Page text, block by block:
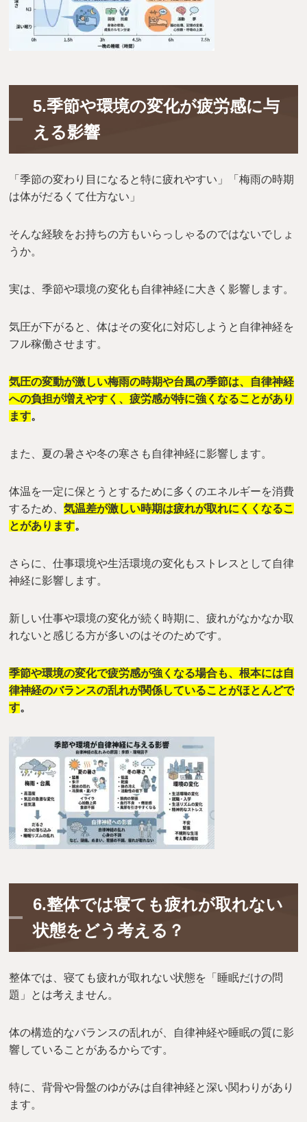
5.季節や環境の変化が疲労感に与
える影響
「季節の変わり目になると特に疲れやすい」「梅雨の時期
は体がだるくて仕方ない」
そんな経験をお持ちの方もいらっしゃるのではないでしょ
うか。
実は、季節や環境の変化も自律神経に大きく影響します。
気圧が下がると、体はその変化に対応しようと自律神経を
フル稼働させます。
気圧の変動が激しい梅雨の時期や台風の季節は、自律神経
への負担が増えやすく、疲労感が特に強くなることがあり
ます。
また、夏の暑さや冬の寒さも自律神経に影響します。
体温を一定に保とうとするために多くのエネルギーを消費
するため、気温差が激しい時期は疲れが取れにくくなるこ
とがあります。
さらに、仕事環境や生活環境の変化もストレスとして自律
神経に影響します。
新しい仕事や環境の変化が続く時期に、疲れがなかなか取
れないと感じる方が多いのはそのためです。
季節や環境の変化で疲労感が強くなる場合も、根本には自
律神経のバランスの乱れが関係していることがほとんどで
す。
6.整体では寝ても疲れが取れない
状態をどう考える？
整体では、寝ても疲れが取れない状態を「睡眠だけの問
題」とは考えません。
体の構造的なバランスの乱れが、自律神経や睡眠の質に影
響していることがあるからです。
特に、背骨や骨盤のゆがみは自律神経と深い関わりがあり
ます。